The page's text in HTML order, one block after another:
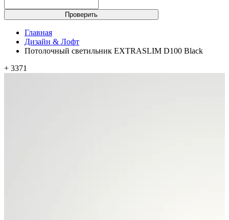
Проверить
Главная
Дизайн & Лофт
Потолочный светильник EXTRASLIM D100 Black
+ 3371